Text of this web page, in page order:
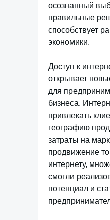
осознанный
правильные
способствует
экономики.
Доступ к
открывает
для
бизнеса.
привлекать
географию
затраты на
продвижение
интернету,
смогли
потенциал и